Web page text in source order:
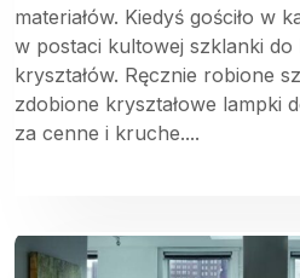
materiałów. Kiedyś gościło w
w postaci kultowej szklanki
kryształów. Ręcznie robione
zdobione kryształowe lampki
za cenne i kruche....